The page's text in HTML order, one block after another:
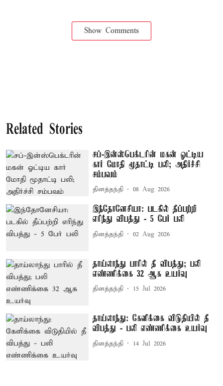
Show Comments
Related Stories
சப்-இன்ஸ்பெக்டரின் மகன் ஓட்டிய
கார் மோதி மூதாட்டி பலி; அதிர்ச்சி
சம்பவம்
தினத்தந்தி 08 Aug 2026
இந்தோனேசியா: படகில் தீப்பற்றி
எரிந்து விபத்து - 5 பேர் பலி
தினத்தந்தி 02 Aug 2026
தாய்லாந்து பாரில் தீ விபத்து; பலி
எண்ணிக்கை 32 ஆக உயர்வு
தினத்தந்தி 15 Jul 2026
தாய்லாந்து: கேளிக்கை விடுதியில் தீ
விபத்து - பலி எண்ணிக்கை உயர்வு
தினத்தந்தி 14 Jul 2026